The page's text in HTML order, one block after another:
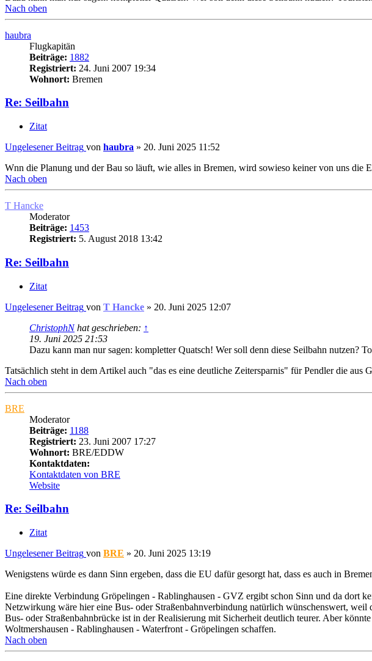
Nach oben
haubra
Flugkapitän
Beiträge: 1882
Registriert: 24. Juni 2007 19:34
Wohnort: Bremen
Re: Seilbahn
Zitat
Ungelesener Beitrag von haubra » 20. Juni 2025 11:52
Wnn die Planung und der Bau so läuft, wie alles in Bremen, wird sowieso keiner von uns die
Nach oben
T Hancke
Moderator
Beiträge: 1453
Registriert: 5. August 2018 13:42
Re: Seilbahn
Zitat
Ungelesener Beitrag von T Hancke » 20. Juni 2025 12:07
ChristophNhat geschrieben: ↑
19. Juni 2025 21:53
Dazu kann man nur sagen: kompletter Quatsch! Wer soll denn diese Seilbahn nutzen?
Tatsächlich steht in dem Artikel auch "das es eine deutliche Zeitersparnis" für Pendler die aus
Nach oben
BRE
Moderator
Beiträge: 1188
Registriert: 23. Juni 2007 17:27
Wohnort: BRE/EDDW
Kontaktdaten:
Kontaktdaten von BRE
Website
Re: Seilbahn
Zitat
Ungelesener Beitrag von BRE » 20. Juni 2025 13:19
Wenigstens würde es dann Sinn ergeben, dass die EU dafür gesorgt hat, dass es auch in
Eine direkte Verbindung Gröpelingen - Rablinghausen - GVZ ergibt schon Sinn und da dort
Netzwirkung wäre hier eine Bus- oder Straßenbahnverbindung natürlich wünschenswert,
Bus- oder Straßenbahnbrücke ist in der Realisierung mit Sicherheit deutlich teurer. Aber
Woltmershausen - Rablinghausen - Waterfront - Gröpelingen schaffen.
Nach oben